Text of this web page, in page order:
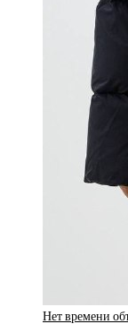
Нет времени